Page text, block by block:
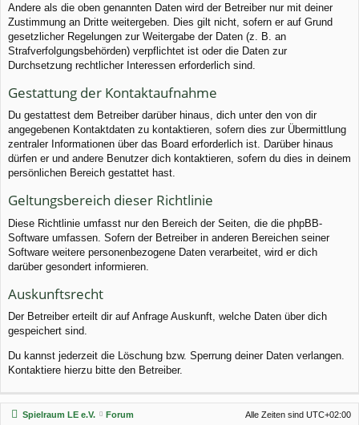
Andere als die oben genannten Daten wird der Betreiber nur mit deiner
Zustimmung an Dritte weitergeben. Dies gilt nicht, sofern er auf Grund
gesetzlicher Regelungen zur Weitergabe der Daten (z. B. an
Strafverfolgungsbehörden) verpflichtet ist oder die Daten zur
Durchsetzung rechtlicher Interessen erforderlich sind.
Gestattung der Kontaktaufnahme
Du gestattest dem Betreiber darüber hinaus, dich unter den von dir
angegebenen Kontaktdaten zu kontaktieren, sofern dies zur Übermittlung
zentraler Informationen über das Board erforderlich ist. Darüber hinaus
dürfen er und andere Benutzer dich kontaktieren, sofern du dies in deinem
persönlichen Bereich gestattet hast.
Geltungsbereich dieser Richtlinie
Diese Richtlinie umfasst nur den Bereich der Seiten, die die phpBB-
Software umfassen. Sofern der Betreiber in anderen Bereichen seiner
Software weitere personenbezogene Daten verarbeitet, wird er dich
darüber gesondert informieren.
Auskunftsrecht
Der Betreiber erteilt dir auf Anfrage Auskunft, welche Daten über dich
gespeichert sind.
Du kannst jederzeit die Löschung bzw. Sperrung deiner Daten verlangen.
Kontaktiere hierzu bitte den Betreiber.
Spielraum LE e.V. Forum Alle Zeiten sind UTC+02:00